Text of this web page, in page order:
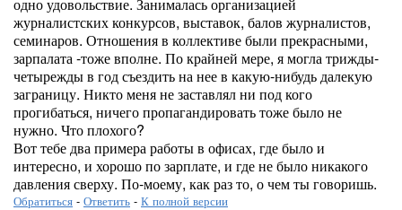
журналистских конкурсов, выставок, балов журналистов,
семинаров. Отношения в коллективе были прекрасными,
зарпалата -тоже вполне. По крайней мере, я могла трижды-
четырежды в год съездить на нее в какую-нибудь далекую
заграницу. Никто меня не заставлял ни под кого
прогибаться, ничего пропагандировать тоже было не
нужно. Что плохого?
Вот тебе два примера работы в офисах, где было и
интересно, и хорошо по зарплате, и где не было никакого
давления сверху. По-моему, как раз то, о чем ты говоришь.
Обратиться - Ответить - К полной версии